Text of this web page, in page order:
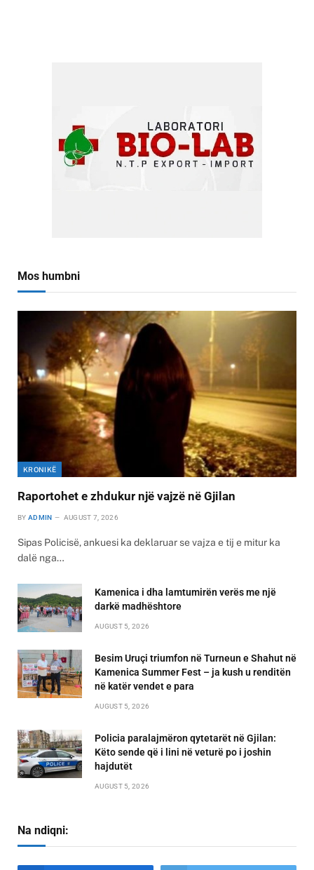
Mos humbni
KRONIKË
Raportohet e zhdukur një vajzë në Gjilan
BY ADMIN AUGUST 7, 2026
Sipas Policisë, ankuesi ka deklaruar se vajza e tij e mitur ka
dalë nga…
Kamenica i dha lamtumirën verës me një
darkë madhështore
AUGUST 5, 2026
Besim Uruçi triumfon në Turneun e Shahut në
Kamenica Summer Fest – ja kush u renditën
në katër vendet e para
AUGUST 5, 2026
Policia paralajmëron qytetarët në Gjilan:
Këto sende që i lini në veturë po i joshin
hajdutët
AUGUST 5, 2026
Na ndiqni: